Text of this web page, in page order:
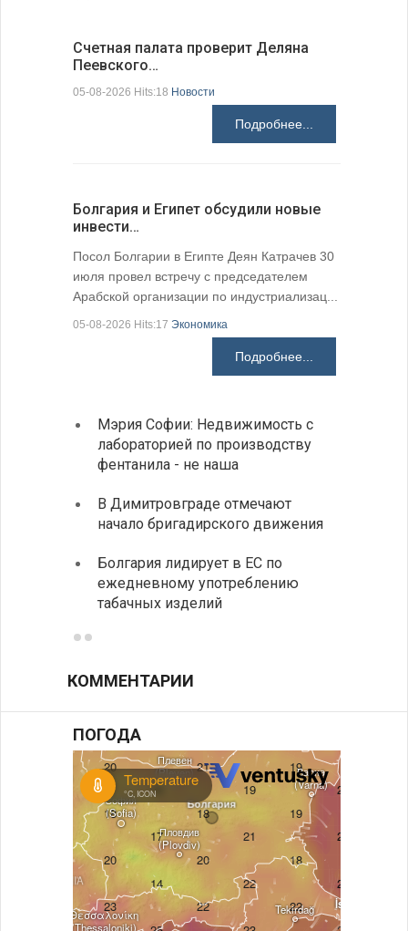
Счетная палата проверит Деляна
Пеевского…
05-08-2026 Hits:18 Новости
Подробнее...
Болгария и Египет обсудили новые
инвести…
Посол Болгарии в Египте Деян Катрачев 30
июля провел встречу с председателем
Арабской организации по индустриализац...
05-08-2026 Hits:17 Экономика
Подробнее...
Мэрия Софии: Недвижимость с
лабораторией по производству
фентанила - не наша
В Димитровграде отмечают
начало бригадирского движения
Болгария лидирует в ЕС по
ежедневному употреблению
табачных изделий
КОММЕНТАРИИ
ПОГОДА